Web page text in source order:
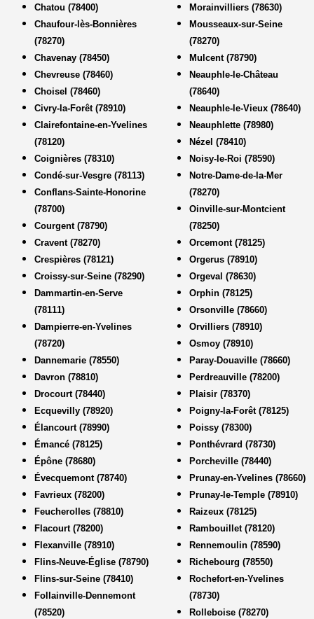
Chatou (78400)
Chaufour-lès-Bonnières
(78270)
Chavenay (78450)
Chevreuse (78460)
Choisel (78460)
Civry-la-Forêt (78910)
Clairefontaine-en-Yvelines
(78120)
Coignières (78310)
Condé-sur-Vesgre (78113)
Conflans-Sainte-Honorine
(78700)
Courgent (78790)
Cravent (78270)
Crespières (78121)
Croissy-sur-Seine (78290)
Dammartin-en-Serve
(78111)
Dampierre-en-Yvelines
(78720)
Dannemarie (78550)
Davron (78810)
Drocourt (78440)
Ecquevilly (78920)
Élancourt (78990)
Émancé (78125)
Épône (78680)
Évecquemont (78740)
Favrieux (78200)
Feucherolles (78810)
Flacourt (78200)
Flexanville (78910)
Flins-Neuve-Église (78790)
Flins-sur-Seine (78410)
Follainville-Dennemont
(78520)
Morainvilliers (78630)
Mousseaux-sur-Seine
(78270)
Mulcent (78790)
Neauphle-le-Château
(78640)
Neauphle-le-Vieux (78640)
Neauphlette (78980)
Nézel (78410)
Noisy-le-Roi (78590)
Notre-Dame-de-la-Mer
(78270)
Oinville-sur-Montcient
(78250)
Orcemont (78125)
Orgerus (78910)
Orgeval (78630)
Orphin (78125)
Orsonville (78660)
Orvilliers (78910)
Osmoy (78910)
Paray-Douaville (78660)
Perdreauville (78200)
Plaisir (78370)
Poigny-la-Forêt (78125)
Poissy (78300)
Ponthévrard (78730)
Porcheville (78440)
Prunay-en-Yvelines (78660)
Prunay-le-Temple (78910)
Raizeux (78125)
Rambouillet (78120)
Rennemoulin (78590)
Richebourg (78550)
Rochefort-en-Yvelines
(78730)
Rolleboise (78270)